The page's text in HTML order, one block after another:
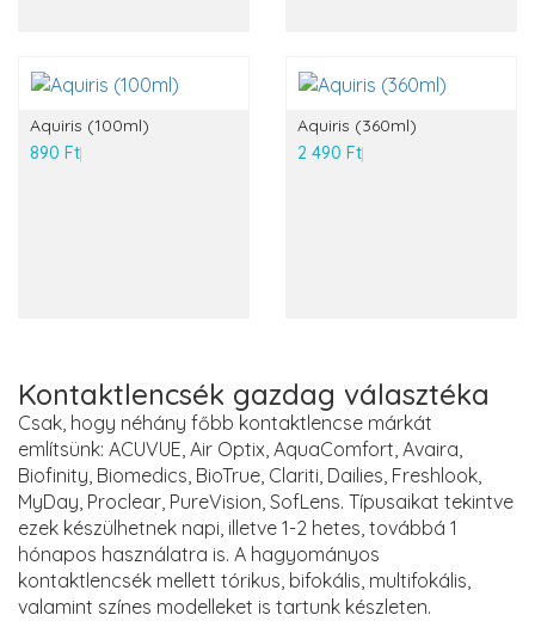
Aquiris (100ml)
890 Ft
Aquiris (360ml)
2 490 Ft
Kontaktlencsék gazdag választéka
Csak, hogy néhány főbb kontaktlencse márkát
említsünk: ACUVUE, Air Optix, AquaComfort, Avaira,
Biofinity, Biomedics, BioTrue, Clariti, Dailies, Freshlook,
MyDay, Proclear, PureVision, SofLens. Típusaikat tekintve
ezek készülhetnek napi, illetve 1-2 hetes, továbbá 1
hónapos használatra is. A hagyományos
kontaktlencsék mellett tórikus, bifokális, multifokális,
valamint színes modelleket is tartunk készleten.